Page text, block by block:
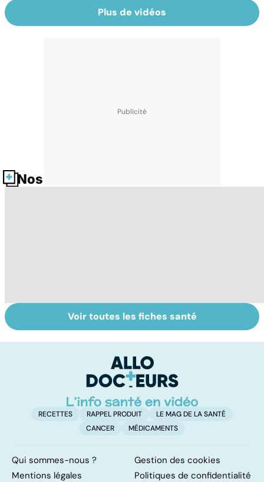
Plus de vidéos
Nos fiches santé
Femmes :
comment
Comment
faciliter la
Voir toutes les fiches santé
RECETTES RAPPEL PRODUIT
LE MAG DE LA SANTÉ
CANCER
MÉDICAMENTS
Qui sommes-nous ?
Gestion des cookies
Mentions légales
Politiques de confidentialité